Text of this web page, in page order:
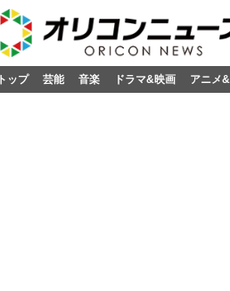
トップ 芸能 音楽 ドラマ&映画 アニメ